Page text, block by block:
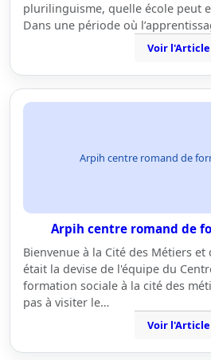
plurilinguisme, quelle école peut
Dans une période où
Voir l'Article
Arpih centre romand de
Arpih centre romand de
Bienvenue à la Cité des Métiers
était la devise de l'équipe du
formation sociale à la cité des
pas à visiter le…
Voir l'Article